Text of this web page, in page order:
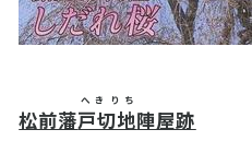
松前藩戸切地
へきりち
陣屋跡